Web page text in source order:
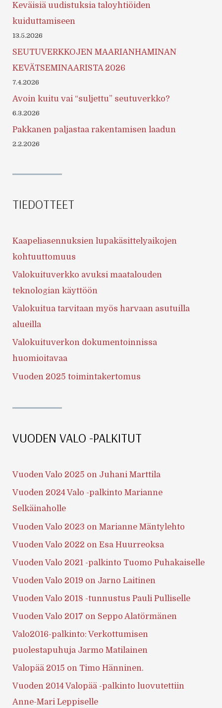
Keväisiä uudistuksia taloyhtiöiden
kuiduttamiseen
13.5.2026
SEUTUVERKKOJEN MAARIANHAMINAN
KEVÄTSEMINAARISTA 2026
7.4.2026
Avoin kuitu vai “suljettu” seutuverkko?
6.3.2026
Pakkanen paljastaa rakentamisen laadun
2.2.2026
TIEDOTTEET
Kaapeliasennuksien lupakäsittelyaikojen
kohtuuttomuus
Valokuituverkko avuksi maatalouden
teknologian käyttöön
Valokuitua tarvitaan myös harvaan asutuilla
alueilla
Valokuituverkon dokumentoinnissa
huomioitavaa
Vuoden 2025 toimintakertomus
VUODEN VALO -PALKITUT
Vuoden Valo 2025 on Juhani Marttila
Vuoden 2024 Valo -palkinto Marianne
Selkäinaholle
Vuoden Valo 2023 on Marianne Mäntylehto
Vuoden Valo 2022 on Esa Huurreoksa
Vuoden Valo 2021 -palkinto Tuomo Puhakaiselle
Vuoden Valo 2019 on Jarno Laitinen
Vuoden Valo 2018 -tunnustus Pauli Pulliselle
Vuoden Valo 2017 on Seppo Alatörmänen
Valo2016-palkinto: Verkottumisen
puolestapuhuja Jarmo Matilainen
Valopää 2015 on Timo Hänninen.
Vuoden 2014 Valopää -palkinto luovutettiin
Anne-Mari Leppiselle